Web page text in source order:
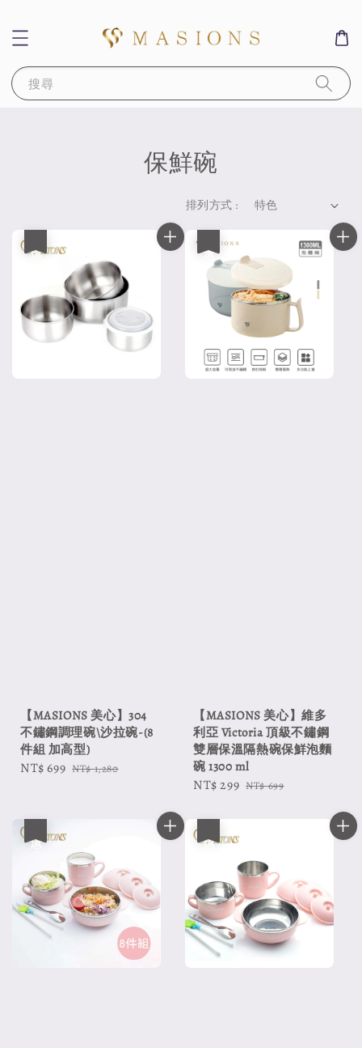
搜尋
保鮮碗
排列方式 :
【MASIONS 美心】304
不鏽鋼調理碗\沙拉碗-(8
件組 加高型)
Sale
NT$ 699 Regular
NT$ 1,280
【MASIONS 美心】維多
利亞 Victoria 頂級不鏽鋼
雙層保溫隔熱碗保鮮泡麵
碗 1300 ml
Sale
NT$ 299 Regular
NT$ 699